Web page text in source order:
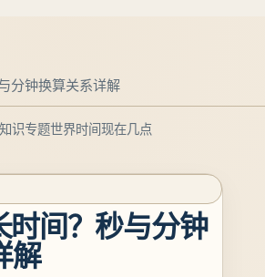
分钟换算关系详解
识专题世界时间现在几点
时间？秒与分钟
解